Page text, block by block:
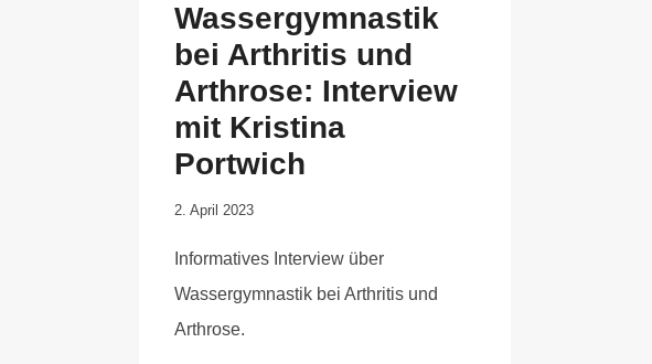
Wassergymnastik
bei Arthritis und
Arthrose: Interview
mit Kristina
Portwich
Von
Physio
2. April 2023
Informatives Interview über
Wassergymnastik bei Arthritis und
Arthrose.